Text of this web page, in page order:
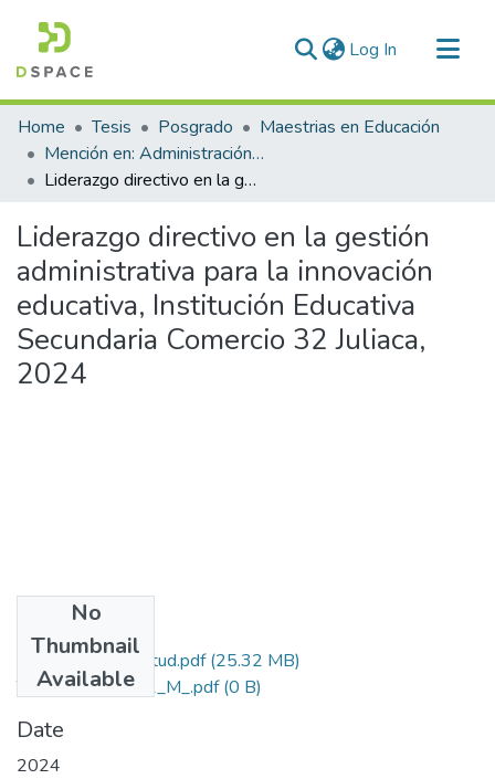
Log In (current)
Communities & Collections
All of DSpace
Statistics
Home Tesis Posgrado
Maestrias en Educación
Mención en: Administración y Gerencia Educativa
Liderazgo directivo en la gestión administrativa para la innovación educativa, Institución Educativa Secundaria Comercio 32 Juliaca, 2024
Liderazgo directivo en la gestión
administrativa para la innovación
educativa, Institución Educativa
Secundaria Comercio 32 Juliaca,
2024
No
Thumbnail
Available
Grado de Similitud.pdf(25.32 MB)
T036_02424061_M_.pdf(0 B)
Date
2024